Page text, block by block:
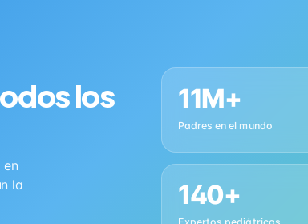
los
la
11M+
Padres en el mundo
140+